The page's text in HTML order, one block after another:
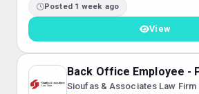
Posted 1 week ago
View
Back Office Employee -
Sioufas & Associates Law Firm